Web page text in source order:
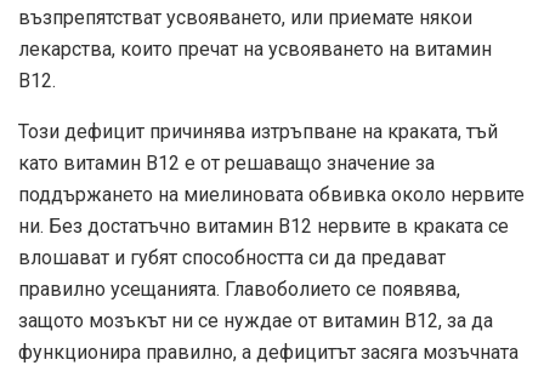
възпрепятстват усвояването, или приемате някои
лекарства, които пречат на усвояването на витамин
В12.
Този дефицит причинява изтръпване на краката, тъй
като витамин В12 е от решаващо значение за
поддържането на миелиновата обвивка около нервите
ни. Без достатъчно витамин В12 нервите в краката се
влошават и губят способността си да предават
правилно усещанията. Главоболието се появява,
защото мозъкът ни се нуждае от витамин В12, за да
функционира правилно, а дефицитът засяга мозъчната